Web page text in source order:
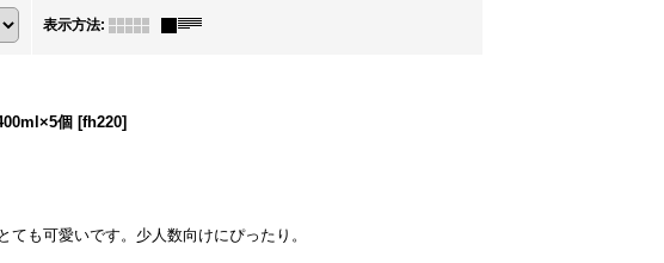
表示方法:
個 [fh220]
も可愛いです。少人数向けにぴったり。